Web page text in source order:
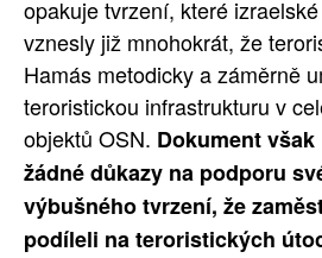
opakuje tvrzení, které
vznesly již mnohokrát, že
Hamás metodicky a záměrně
teroristickou infrastrukturu v
objektů OSN. Dokument
žádné důkazy na podporu
výbušného tvrzení, že
podíleli na teroristických